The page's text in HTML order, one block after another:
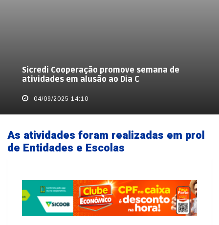
Sicredi Cooperação promove semana de
atividades em alusão ao Dia C
04/09/2025 14:10
As atividades foram realizadas em prol
de Entidades e Escolas